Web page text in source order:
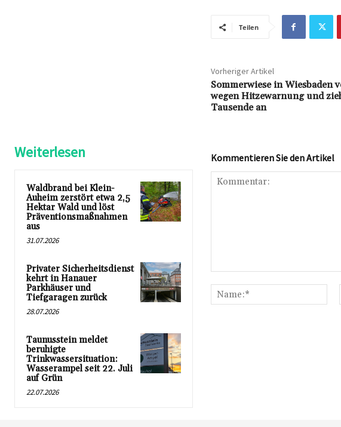
Teilen
Vorheriger Artikel
Sommerwiese in Wiesbaden
wegen Hitzewarnung und
Tausende an
Weiterlesen
Waldbrand bei Klein-
Auheim zerstört etwa 2,5
Hektar Wald und löst
Präventionsmaßnahmen
aus
31.07.2026
Privater Sicherheitsdienst
kehrt in Hanauer
Parkhäuser und
Tiefgaragen zurück
28.07.2026
Taunusstein meldet
beruhigte
Trinkwassersituation:
Wasserampel seit 22. Juli
auf Grün
22.07.2026
Kommentieren Sie den Artikel